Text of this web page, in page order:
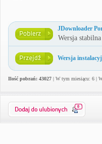
JDownloader
Wersja stabilna
Wersja
Ilość pobrań: 43027 | W tym miesiącu: 6 |
0